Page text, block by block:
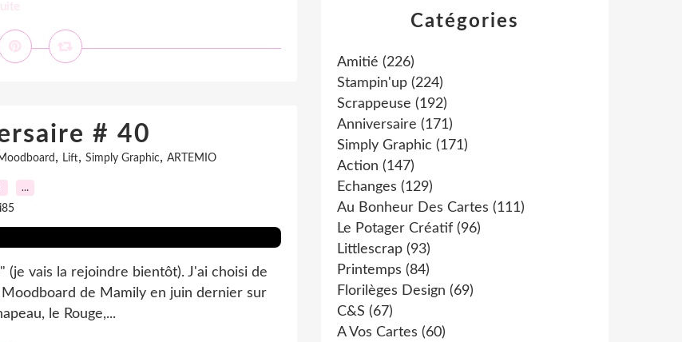
# 40
, Lift, Simply Graphic, ARTEMIO
…
(je vais la rejoindre bientôt). J'ai choisi de
de Mamily en juin dernier sur
le Rouge,...
Catégories
Amitié (226)
Stampin'up (224)
Scrappeuse (192)
Anniversaire (171)
Simply Graphic (171)
Action (147)
Echanges (129)
Au Bonheur Des Cartes (111)
Le Potager Créatif (96)
Littlescrap (93)
Printemps (84)
Florilèges Design (69)
C&s (67)
A Vos Cartes (60)